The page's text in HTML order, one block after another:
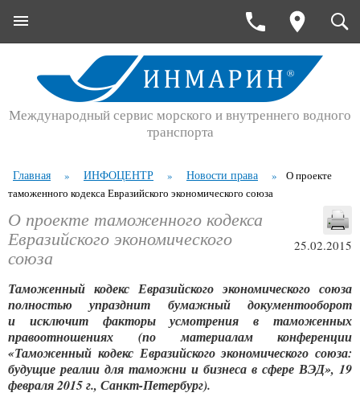
Международный сервис морского и внутреннего водного
транспорта
Главная » ИНФОЦЕНТР » Новости права »
О проекте
таможенного кодекса Евразийского экономического союза
25.02.2015
О проекте таможенного кодекса
Евразийского экономического
союза
Таможенный кодекс Евразийского экономического союза
полностью упразднит бумажный документооборот
и исключит факторы усмотрения в таможенных
правоотношениях (по материалам конференции
«Таможенный кодекс Евразийского экономического союза:
будущие реалии для таможни и бизнеса в сфере ВЭД», 19
февраля 2015 г., Санкт-Петербург).